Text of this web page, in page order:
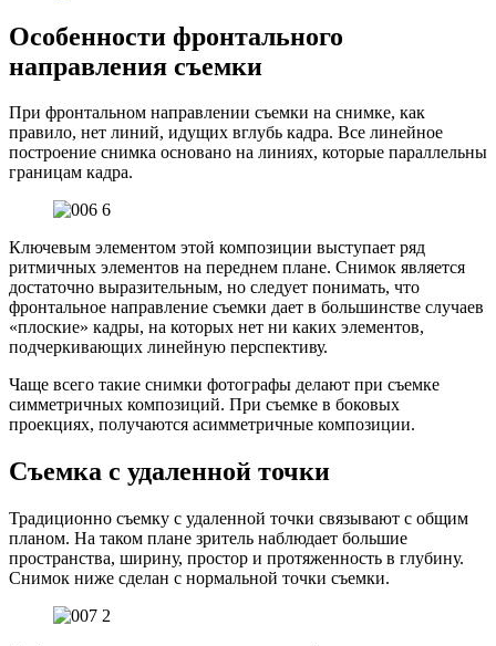
Особенности фронтального
направления съемки
При фронтальном направлении съемки на снимке, как
правило, нет линий, идущих вглубь кадра. Все линейное
построение снимка основано на линиях, которые параллельны
границам кадра.
Ключевым элементом этой композиции выступает ряд
ритмичных элементов на переднем плане. Снимок является
достаточно выразительным, но следует понимать, что
фронтальное направление съемки дает в большинстве случаев
«плоские» кадры, на которых нет ни каких элементов,
подчеркивающих линейную перспективу.
Чаще всего такие снимки фотографы делают при съемке
симметричных композиций. При съемке в боковых
проекциях, получаются асимметричные композиции.
Съемка с удаленной точки
Традиционно съемку с удаленной точки связывают с общим
планом. На таком плане зритель наблюдает большие
пространства, ширину, простор и протяженность в глубину.
Снимок ниже сделан с нормальной точки съемки.